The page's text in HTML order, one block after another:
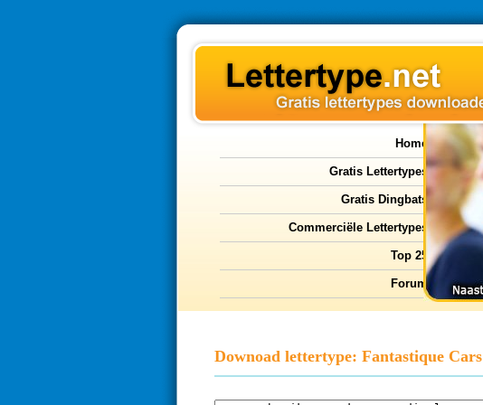
Home
Gratis Lettertypes
Gratis Dingbats
Commerciële Lettertypes
Top 25
Forum
Downoad lettertype: Fantastique Cars